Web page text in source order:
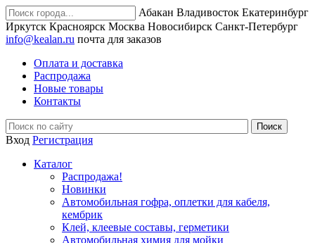
Абакан Владивосток Екатеринбург
Иркутск Красноярск Москва Новосибирск Санкт-Петербург
info@kealan.ru почта для заказов
Оплата и доставка
Распродажа
Новые товары
Контакты
Вход Регистрация
Каталог
Распродажа!
Новинки
Автомобильная гофра, оплетки для кабеля,
кембрик
Клей, клеевые составы, герметики
Автомобильная химия для мойки